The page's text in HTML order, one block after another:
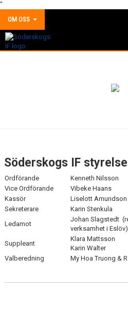
"
OM OSS
Söderskogs IF styrelse
Ordförande
Kenneth Nilsson
Vice Ordförande
Vibeke Haans
Kassör
Liselott Amundson
Sekreterare
Karin Stenkula
Ledamot
Johan Slagstedt
verksamhet i Eslöv)
Suppleant
Klara Mattsson
Karin Walter
Valberedning
My Hoa Truong &